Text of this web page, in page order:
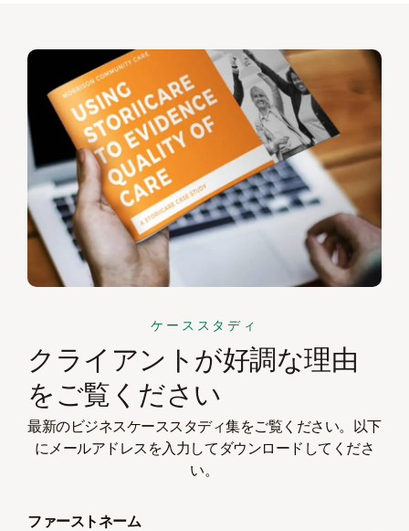
ケーススタディ
クライアントが好調な理由
をご覧ください
最新のビジネスケーススタディ集をご覧ください。以下
にメールアドレスを入力してダウンロードしてくださ
い。
ファーストネーム